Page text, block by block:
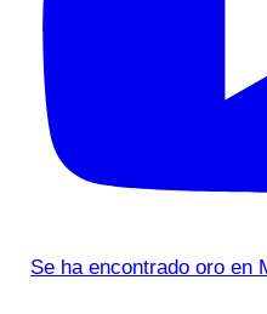
Se ha encontrado oro